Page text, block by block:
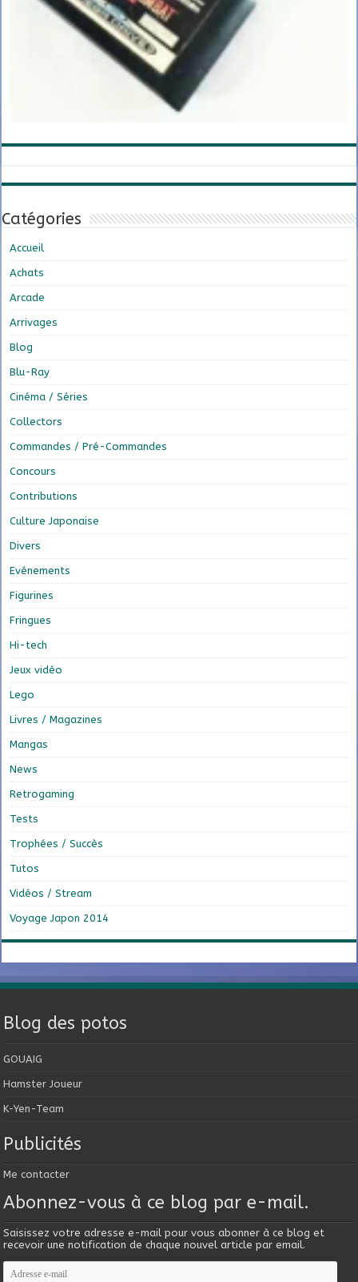
Catégories
Accueil
Achats
Arcade
Arrivages
Blog
Blu-Ray
Cinéma / Séries
Collectors
Commandes / Pré-Commandes
Concours
Contributions
Culture Japonaise
Divers
Evénements
Figurines
Fringues
Hi-tech
Jeux vidéo
Lego
Livres / Magazines
Mangas
News
Retrogaming
Tests
Trophées / Succès
Tutos
Vidéos / Stream
Voyage Japon 2014
Blog des potos
GOUAIG
Hamster Joueur
K-Yen-Team
Publicités
Me contacter
Abonnez-vous à ce blog par e-mail.
Saisissez votre adresse e-mail pour vous abonner à ce blog et
recevoir une notification de chaque nouvel article par email.
Adresse
e-